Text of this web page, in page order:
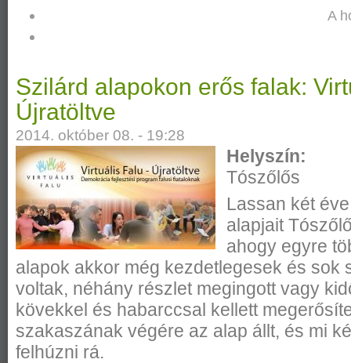
A
Szilárd alapokon erős falak:
Újratöltve
2014. október 08. - 19:28
Helyszín:
Tószőlős
Lassan két
alapjait
ahogy egyre
alapok akkor még kezdetlegesek és sok
voltak, néhány részlet megingott vagy
kövekkel és habarccsal kellett
szakaszának végére az alap állt, és mi
felhúzni rá.